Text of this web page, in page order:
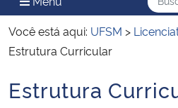
Ministério das Relações Exteriores
Ministério da Infraestrutura
Você está aqui: UFSM >
Estrutura Curricular
Início do conteúdo
Estrutura